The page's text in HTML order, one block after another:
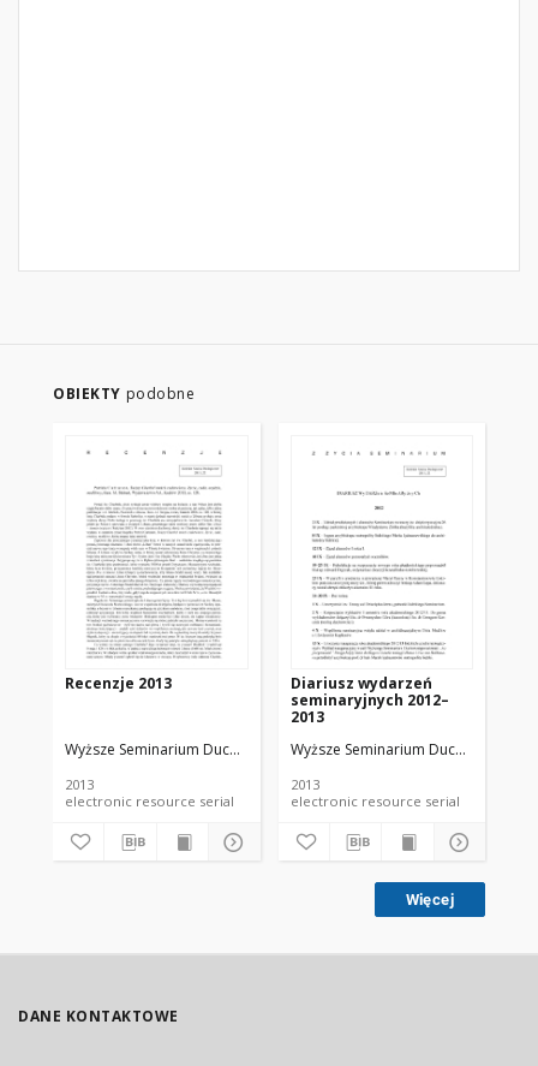
OBIEKTY podobne
Recenzje 2013
Wyższe Seminarium Duchowne w Łodzi
2013
electronic resource serial
Diariusz wydarzeń
seminaryjnych 2012–
2013
Wyższe Seminarium Duchowne w
2013
electronic resource serial
Więcej
DANE KONTAKTOWE